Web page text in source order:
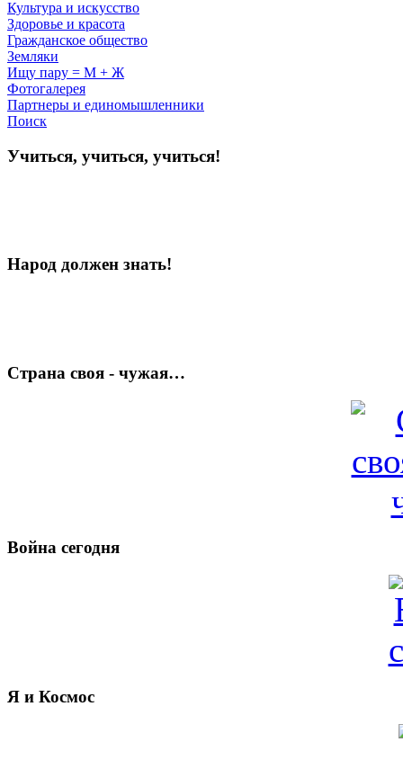
Культура и искусство
Здоровье и красота
Гражданское общество
Земляки
Ищу пару = М + Ж
Фотогалерея
Партнеры и единомышленники
Поиск
Учиться, учиться, учиться!
Народ должен знать!
Страна своя - чужая…
Война сегодня
Я и Космос